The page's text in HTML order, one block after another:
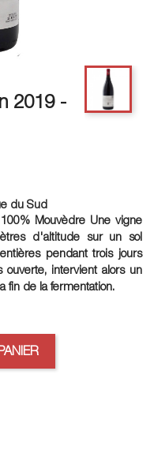
2019 -
du Sud
Mouvèdre Une vigne
d'altitude sur un sol
pendant trois jours
intervient alors un
fin de la fermentation.